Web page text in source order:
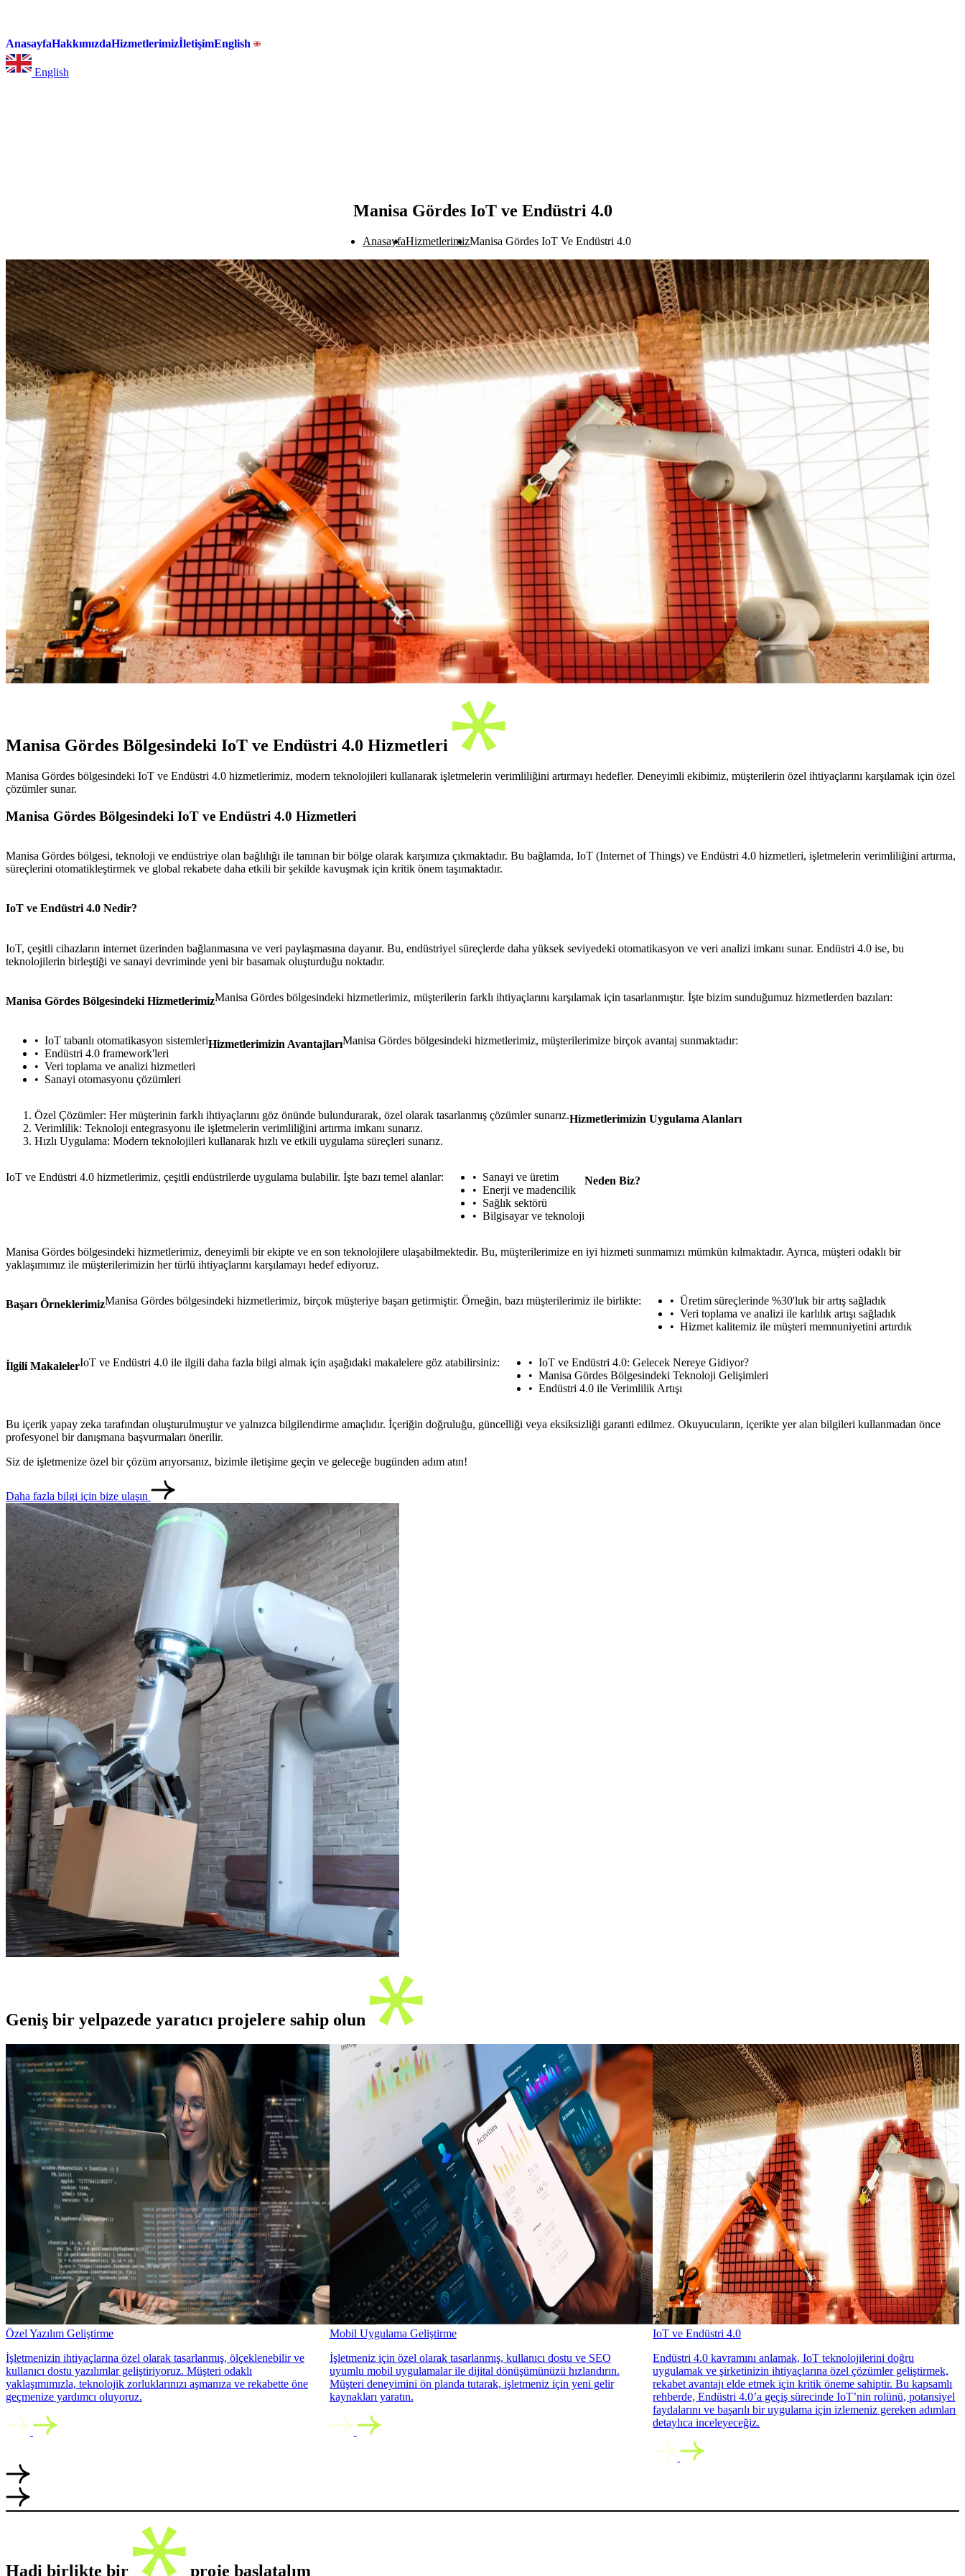
AnasayfaHakkımızdaHizmetlerimizİletişimEnglish
English
Manisa Gördes IoT ve Endüstri 4.0
AnasayfaHizmetlerimizManisa Gördes IoT Ve Endüstri 4.0
Manisa Gördes Bölgesindeki IoT ve Endüstri 4.0 Hizmetleri
Manisa Gördes bölgesindeki IoT ve Endüstri 4.0 hizmetlerimiz, modern teknolojileri kullanarak işletmelerin verimliliğini artırmayı hedefler. Deneyimli ekibimiz, müşterilerin özel ihtiyaçlarını karşılamak için özel
çözümler sunar.
Manisa Gördes Bölgesindeki IoT ve Endüstri 4.0 Hizmetleri
Manisa Gördes bölgesi, teknoloji ve endüstriye olan bağlılığı ile tanınan bir bölge olarak karşımıza çıkmaktadır. Bu bağlamda, IoT (Internet of Things) ve Endüstri 4.0 hizmetleri, işletmelerin verimliliğini artırma,
süreçlerini otomatikleştirmek ve global rekabete daha etkili bir şekilde kavuşmak için kritik önem taşımaktadır.
IoT ve Endüstri 4.0 Nedir?
IoT, çeşitli cihazların internet üzerinden bağlanmasına ve veri paylaşmasına dayanır. Bu, endüstriyel süreçlerde daha yüksek seviyedeki otomatikasyon ve veri analizi imkanı sunar. Endüstri 4.0 ise, bu
teknolojilerin birleştiği ve sanayi devriminde yeni bir basamak oluşturduğu noktadır.
Manisa Gördes Bölgesindeki HizmetlerimizManisa Gördes bölgesindeki hizmetlerimiz, müşterilerin farklı ihtiyaçlarını karşılamak için tasarlanmıştır. İşte bizim sunduğumuz hizmetlerden bazıları:
IoT tabanlı otomatikasyon sistemleri
Endüstri 4.0 framework'leri
Veri toplama ve analizi hizmetleri
Sanayi otomasyonu çözümleri
Hizmetlerimizin AvantajlarıManisa Gördes bölgesindeki hizmetlerimiz, müşterilerimize birçok avantaj sunmaktadır:
Özel Çözümler: Her müşterinin farklı ihtiyaçlarını göz önünde bulundurarak, özel olarak tasarlanmış çözümler sunarız.
Verimlilik: Teknoloji entegrasyonu ile işletmelerin verimliliğini artırma imkanı sunarız.
Hızlı Uygulama: Modern teknolojileri kullanarak hızlı ve etkili uygulama süreçleri sunarız.
Hizmetlerimizin Uygulama Alanları
IoT ve Endüstri 4.0 hizmetlerimiz, çeşitli endüstrilerde uygulama bulabilir. İşte bazı temel alanlar:
Sanayi ve üretim
Enerji ve madencilik
Sağlık sektörü
Bilgisayar ve teknoloji
Neden Biz?
Manisa Gördes bölgesindeki hizmetlerimiz, deneyimli bir ekipte ve en son teknolojilere ulaşabilmektedir. Bu, müşterilerimize en iyi hizmeti sunmamızı mümkün kılmaktadır. Ayrıca, müşteri odaklı bir
yaklaşımımız ile müşterilerimizin her türlü ihtiyaçlarını karşılamayı hedef ediyoruz.
Başarı ÖrneklerimizManisa Gördes bölgesindeki hizmetlerimiz, birçok müşteriye başarı getirmiştir. Örneğin, bazı müşterilerimiz ile birlikte:
Üretim süreçlerinde %30'luk bir artış sağladık
Veri toplama ve analizi ile karlılık artışı sağladık
Hizmet kalitemiz ile müşteri memnuniyetini artırdık
İlgili MakalelerIoT ve Endüstri 4.0 ile ilgili daha fazla bilgi almak için aşağıdaki makalelere göz atabilirsiniz:
IoT ve Endüstri 4.0: Gelecek Nereye Gidiyor?
Manisa Gördes Bölgesindeki Teknoloji Gelişimleri
Endüstri 4.0 ile Verimlilik Artışı
Bu içerik yapay zeka tarafından oluşturulmuştur ve yalnızca bilgilendirme amaçlıdır. İçeriğin doğruluğu, güncelliği veya eksiksizliği garanti edilmez. Okuyucuların, içerikte yer alan bilgileri kullanmadan önce
profesyonel bir danışmana başvurmaları önerilir.
Siz de işletmenize özel bir çözüm arıyorsanız, bizimle iletişime geçin ve geleceğe bugünden adım atın!
Daha fazla bilgi için bize ulaşın
Geniş bir yelpazede yaratıcı projelere sahip olun
Özel Yazılım Geliştirme
İşletmenizin ihtiyaçlarına özel olarak tasarlanmış, ölçeklenebilir ve
kullanıcı dostu yazılımlar geliştiriyoruz. Müşteri odaklı
yaklaşımımızla, teknolojik zorluklarınızı aşmanıza ve rekabette öne
geçmenize yardımcı oluyoruz.
Mobil Uygulama Geliştirme
İşletmeniz için özel olarak tasarlanmış, kullanıcı dostu ve SEO
uyumlu mobil uygulamalar ile dijital dönüşümünüzü hızlandırın.
Müşteri deneyimini ön planda tutarak, işletmeniz için yeni gelir
kaynakları yaratın.
IoT ve Endüstri 4.0
Endüstri 4.0 kavramını anlamak, IoT teknolojilerini doğru
uygulamak ve şirketinizin ihtiyaçlarına özel çözümler geliştirmek,
rekabet avantajı elde etmek için kritik öneme sahiptir. Bu kapsamlı
rehberde, Endüstri 4.0’a geçiş sürecinde IoT’nin rolünü, potansiyel
faydalarını ve başarılı bir uygulama için izlemeniz gereken adımları
detaylıca inceleyeceğiz.
Hadi birlikte bir proje başlatalım